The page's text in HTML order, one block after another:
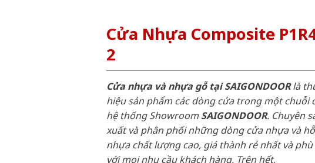
Cửa Nhựa Composite
2
Cửa nhựa và nhựa gỗ tại SAIGONDOORlà
hiệu sản phẩm các dòng cửa trong một chuỗi
hệ thống ShowroomSAIGONDOOR. Chuyên
xuất và phân phối những dòng cửa nhựa và
nhựa chất lượng cao, giá thành rẻ nhất và
với mọi nhu cầu khách hàng. Trên hết,